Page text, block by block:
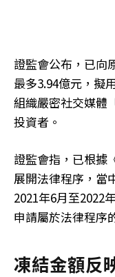
證監會公布，已向
最多3.94億元，擬
組織嚴密社交媒體
投資者。
證監會指，已根據
展開法律程序，當
2021年6月至2022
申請屬於法律程序
凍結金額反